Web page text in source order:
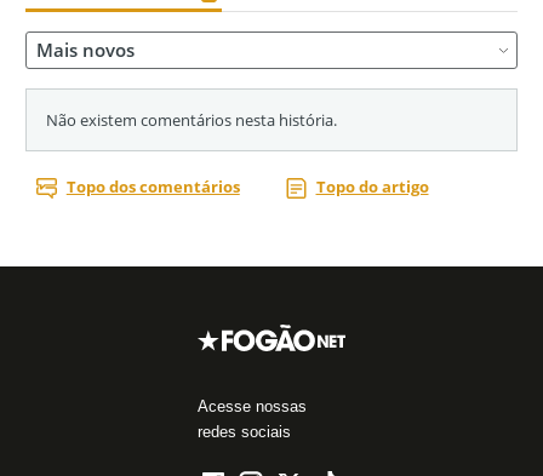
Acesse nossas
redes sociais